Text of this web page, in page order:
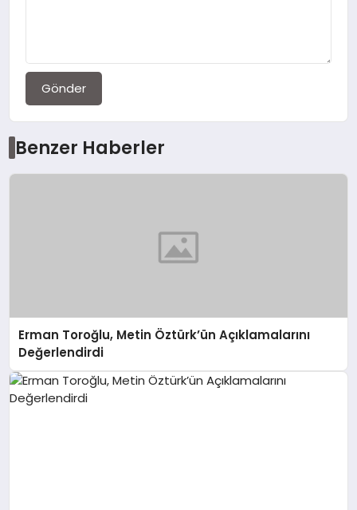
Gönder
Benzer Haberler
Erman Toroğlu, Metin Öztürk’ün Açıklamalarını
Değerlendirdi